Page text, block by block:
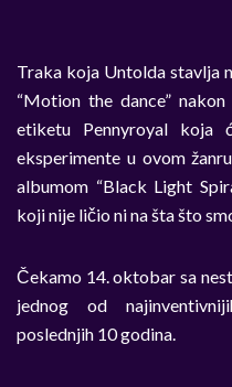
Traka koja Untolda stavlja
“Motion the dance”
etiketu Pennyroyal koja
eksperimente u ovom
albumom “Black Light
koji nije ličio ni na šta što
Čekamo 14. oktobar sa
jednog od
poslednjih 10 godina.